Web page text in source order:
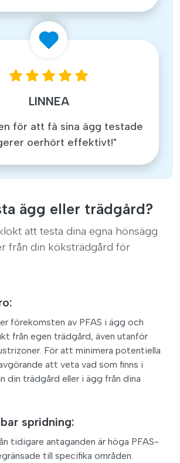
LINNEA
för att fà sina ägg testade
oerhört effektivt!"
ägg eller trädgård?
att testa dina egna hönsägg
från din köksträdgård för
förekomsten av PFAS i ägg och
från egen trädgård, även utanför
För att minimera potentiella
att veta vad som finns i
din trädgård eller i ägg från dina
spridning:
tidigare antaganden är höga PFAS-
till specifika områden.